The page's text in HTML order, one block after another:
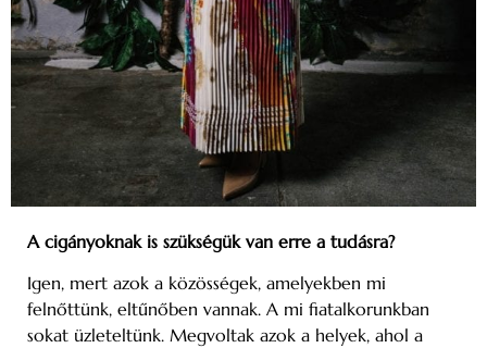
A cigányoknak is szükségük van erre a tudásra?
Igen, mert azok a közösségek, amelyekben mi
felnőttünk, eltűnőben vannak. A mi fiatalkorunkban
sokat üzleteltünk. Megvoltak azok a helyek, ahol a